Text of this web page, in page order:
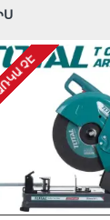
ՉԷ
ԱՌԿԱ ՉԷ